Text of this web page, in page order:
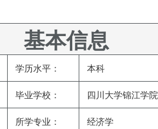
基本信息
学历水平： 本科
毕业学校： 四川大学锦江学院
所学专业： 经济学